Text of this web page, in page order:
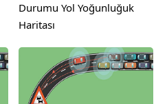
Durumu Yol Yoğunluğuk
Haritası